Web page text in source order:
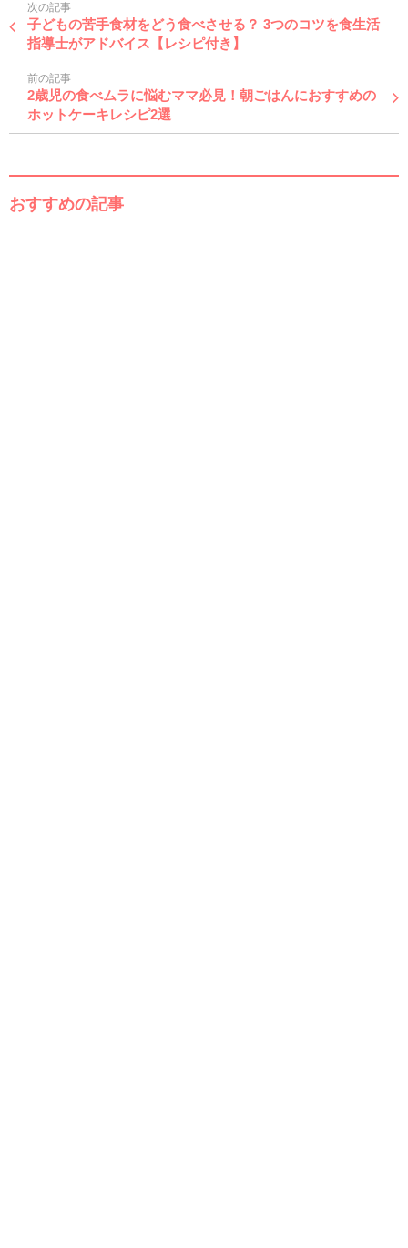
次の記事
子どもの苦手食材をどう食べさせる？ 3つのコツを食生活
指導士がアドバイス【レシピ付き】
前の記事
2歳児の食べムラに悩むママ必見！朝ごはんにおすすめの
ホットケーキレシピ2選
おすすめの記事